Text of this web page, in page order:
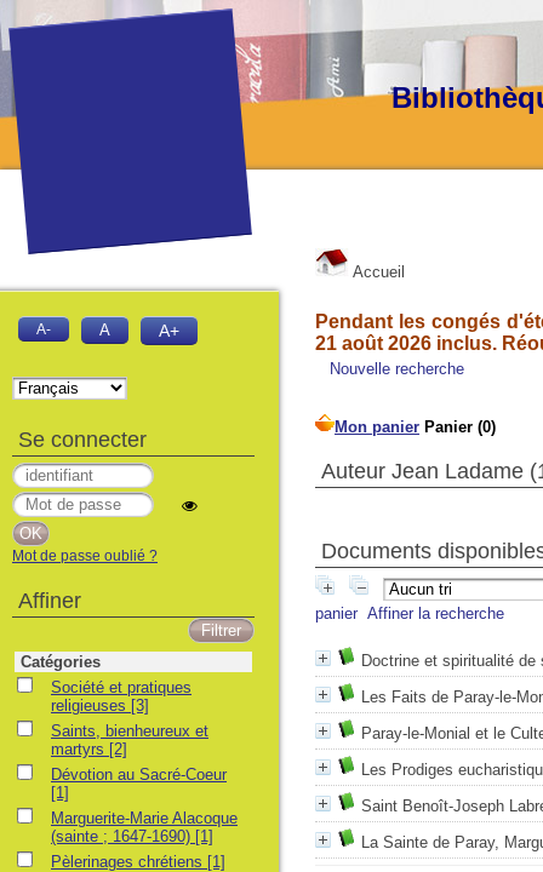
Accueil
Pendant les congés
21 août 2026 inclus.
Nouvelle recherche
Auteur Jean Ladame
Documents
panier Affiner la recherche
Doctrine et spiritualité de
Les Faits de Paray-le-
Paray-le-Monial et le
Les Prodiges
Saint Benoît-Joseph
La Sainte de Paray,
A- A A+
Se connecter
Mot de passe oublié ?
Affiner
Catégories
Société et pratiques religieuses
Société et pratiques
religieuses [3]
Saints, bienheureux et martyrs
Saints, bienheureux et
martyrs [2]
Dévotion au Sacré-Coeur
Dévotion au Sacré-Coeur
[1]
Marguerite-Marie Alacoque (sainte ; 1647-1690)
Marguerite-Marie Alacoque
(sainte ; 1647-1690) [1]
Pèlerinages chrétiens
Pèlerinages chrétiens [1]